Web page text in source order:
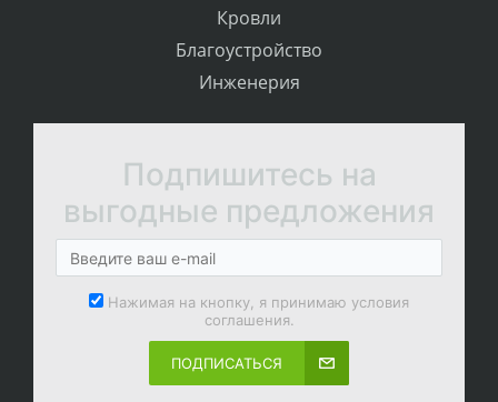
Кровли
Благоустройство
Инженерия
Подпишитесь на
выгодные предложения
Нажимая на кнопку, я принимаю условия
соглашения.
ПОДПИСАТЬСЯ